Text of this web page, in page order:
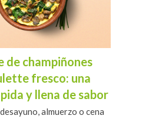
champiñones,
de champiñones
fresco: una
y llena de sabor
almuerzo o cena